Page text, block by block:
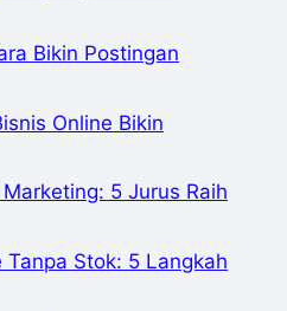
Bikin Postingan
Online Bikin
5 Jurus Raih
Tanpa Stok: 5 Langkah